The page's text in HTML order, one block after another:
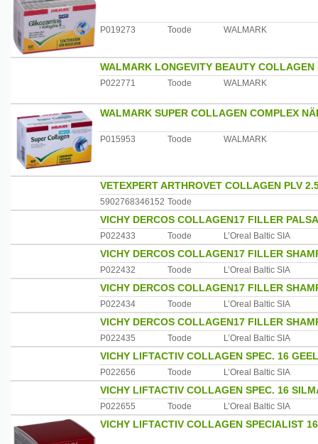
Koostisosad:
(stabilisaator), hüdroksüpropüülmetüültselluloos
aine), peedipunane (värvaine), musta pipra ekstrakt
Päritolumaa: Taani
Maaletooja: UAB New Nordic, Mustamäe tee 5, 10616
P019273 Toode WALMARK
WALMARK LONGEVITY BEAUTY COLLAGEN
P022771 Toode WALMARK
WALMARK SUPER COLLAGEN COMPLEX
P015953 Toode WALMARK
VETEXPERT ARTHROVET COLLAGEN PLV
5902768346152 Toode
VICHY DERCOS COLLAGEN17 FILLER
P022433 Toode L’Oreal Baltic SIA
VICHY DERCOS COLLAGEN17 FILLER
P022432 Toode L’Oreal Baltic SIA
VICHY DERCOS COLLAGEN17 FILLER
P022434 Toode L’Oreal Baltic SIA
VICHY DERCOS COLLAGEN17 FILLER
P022435 Toode L’Oreal Baltic SIA
VICHY LIFTACTIV COLLAGEN SPEC. 16
P022656 Toode L’Oreal Baltic SIA
VICHY LIFTACTIV COLLAGEN SPEC. 16
P022655 Toode L’Oreal Baltic SIA
VICHY LIFTACTIV COLLAGEN SPECIALIST